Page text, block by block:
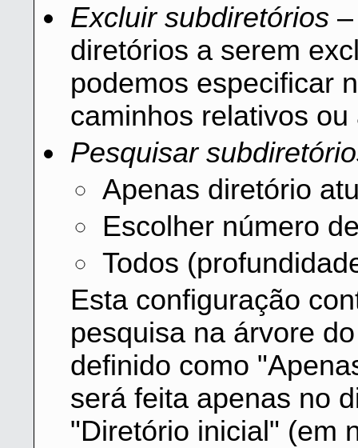
Excluir subdiretórios–
diretórios a serem
podemos especificar
caminhos relativos ou
Pesquisar
Apenas diretório
Escolher número
Todos
Esta configuração
pesquisa na árvore
definido como
será feita apenas no
"Diretório inicial" (em